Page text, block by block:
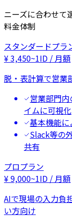
ニーズに合わせて
料金体制
スタンダードプラ
¥3,450~1ID / 月額
脱・表計算で営業
営業部門
イムに可視化
基本機能
Slack等の
共有
プロプラン
¥9,000~1ID / 月額
AIで現場の入力負
い方向け